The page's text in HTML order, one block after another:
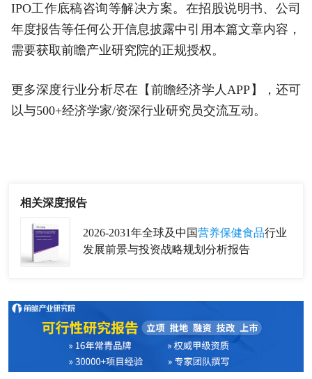
IPO工作底稿咨询等解决方案。在招股说明书、公司
年度报告等任何公开信息披露中引用本篇文章内容，
需要获取前瞻产业研究院的正规授权。
更多深度行业分析尽在【前瞻经济学人APP】，还可
以与500+经济学家/资深行业研究员交流互动。
相关深度报告
2026-2031年全球及中国营养保健食品行业
发展前景与投资战略规划分析报告